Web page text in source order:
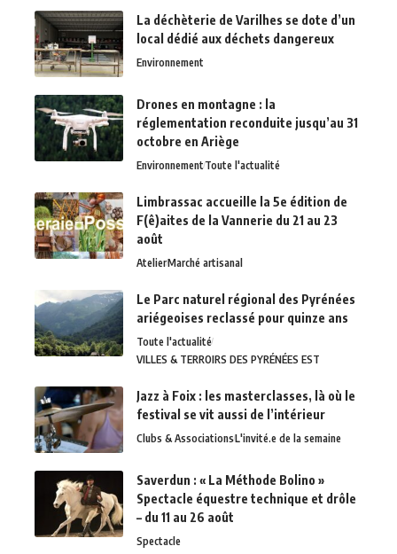
La déchèterie de Varilhes se dote d’un
local dédié aux déchets dangereux
Environnement
Drones en montagne : la
réglementation reconduite jusqu’au 31
octobre en Ariège
EnvironnementToute l'actualité
Limbrassac accueille la 5e édition de
F(ê)aites de la Vannerie du 21 au 23
août
AtelierMarché artisanal
Le Parc naturel régional des Pyrénées
ariégeoises reclassé pour quinze ans
Toute l'actualité
VILLES & TERROIRS DES PYRÉNÉES EST
Jazz à Foix : les masterclasses, là où le
festival se vit aussi de l’intérieur
Clubs & AssociationsL'invité.e de la semaine
Saverdun : « La Méthode Bolino »
Spectacle équestre technique et drôle
– du 11 au 26 août
Spectacle